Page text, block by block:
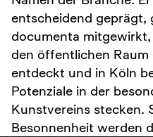
entscheidend geprägt,
documenta
den öffentlichen
entdeckt und in Köln
Potenziale in der
Kunstvereins stecken.
Besonnenheit werden